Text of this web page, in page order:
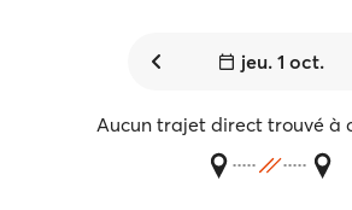
jeu. 1 oct.
Aucun trajet direct trouvé à